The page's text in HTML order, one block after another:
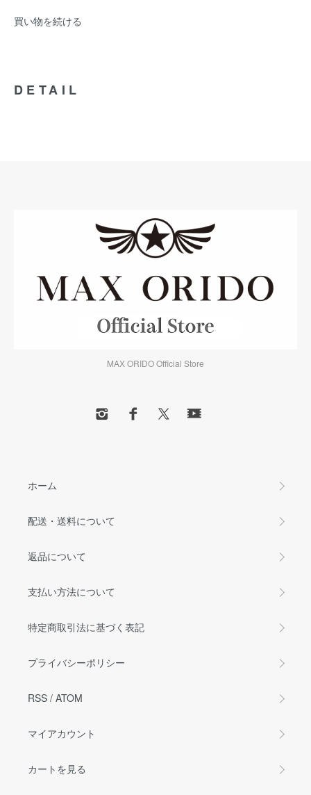
買い物を続ける
DETAIL
MAX ORIDO Official Store
ホーム
配送・送料について
返品について
支払い方法について
特定商取引法に基づく表記
プライバシーポリシー
RSS / ATOM
マイアカウント
カートを見る